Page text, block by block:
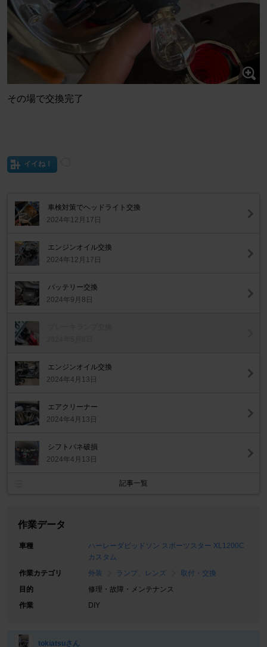
その場で交換完了
イイね！
車検対策でヘッドライト交換
2024年12月17日
エンジンオイル交換
2024年12月17日
バッテリー交換
2024年9月8日
エンジンオイル交換
2024年4月13日
エアクリーナー
2024年4月13日
シフトバネ破損
2024年4月13日
記事一覧
作業データ
車種
ハーレーダビッドソン スポーツスター XL1200C
カスタム
作業カテゴリ
外装 ランプ、レンズ
取付・交換
目的
修理・故障・メンテナンス
作業
DIY
tokiatsuさん